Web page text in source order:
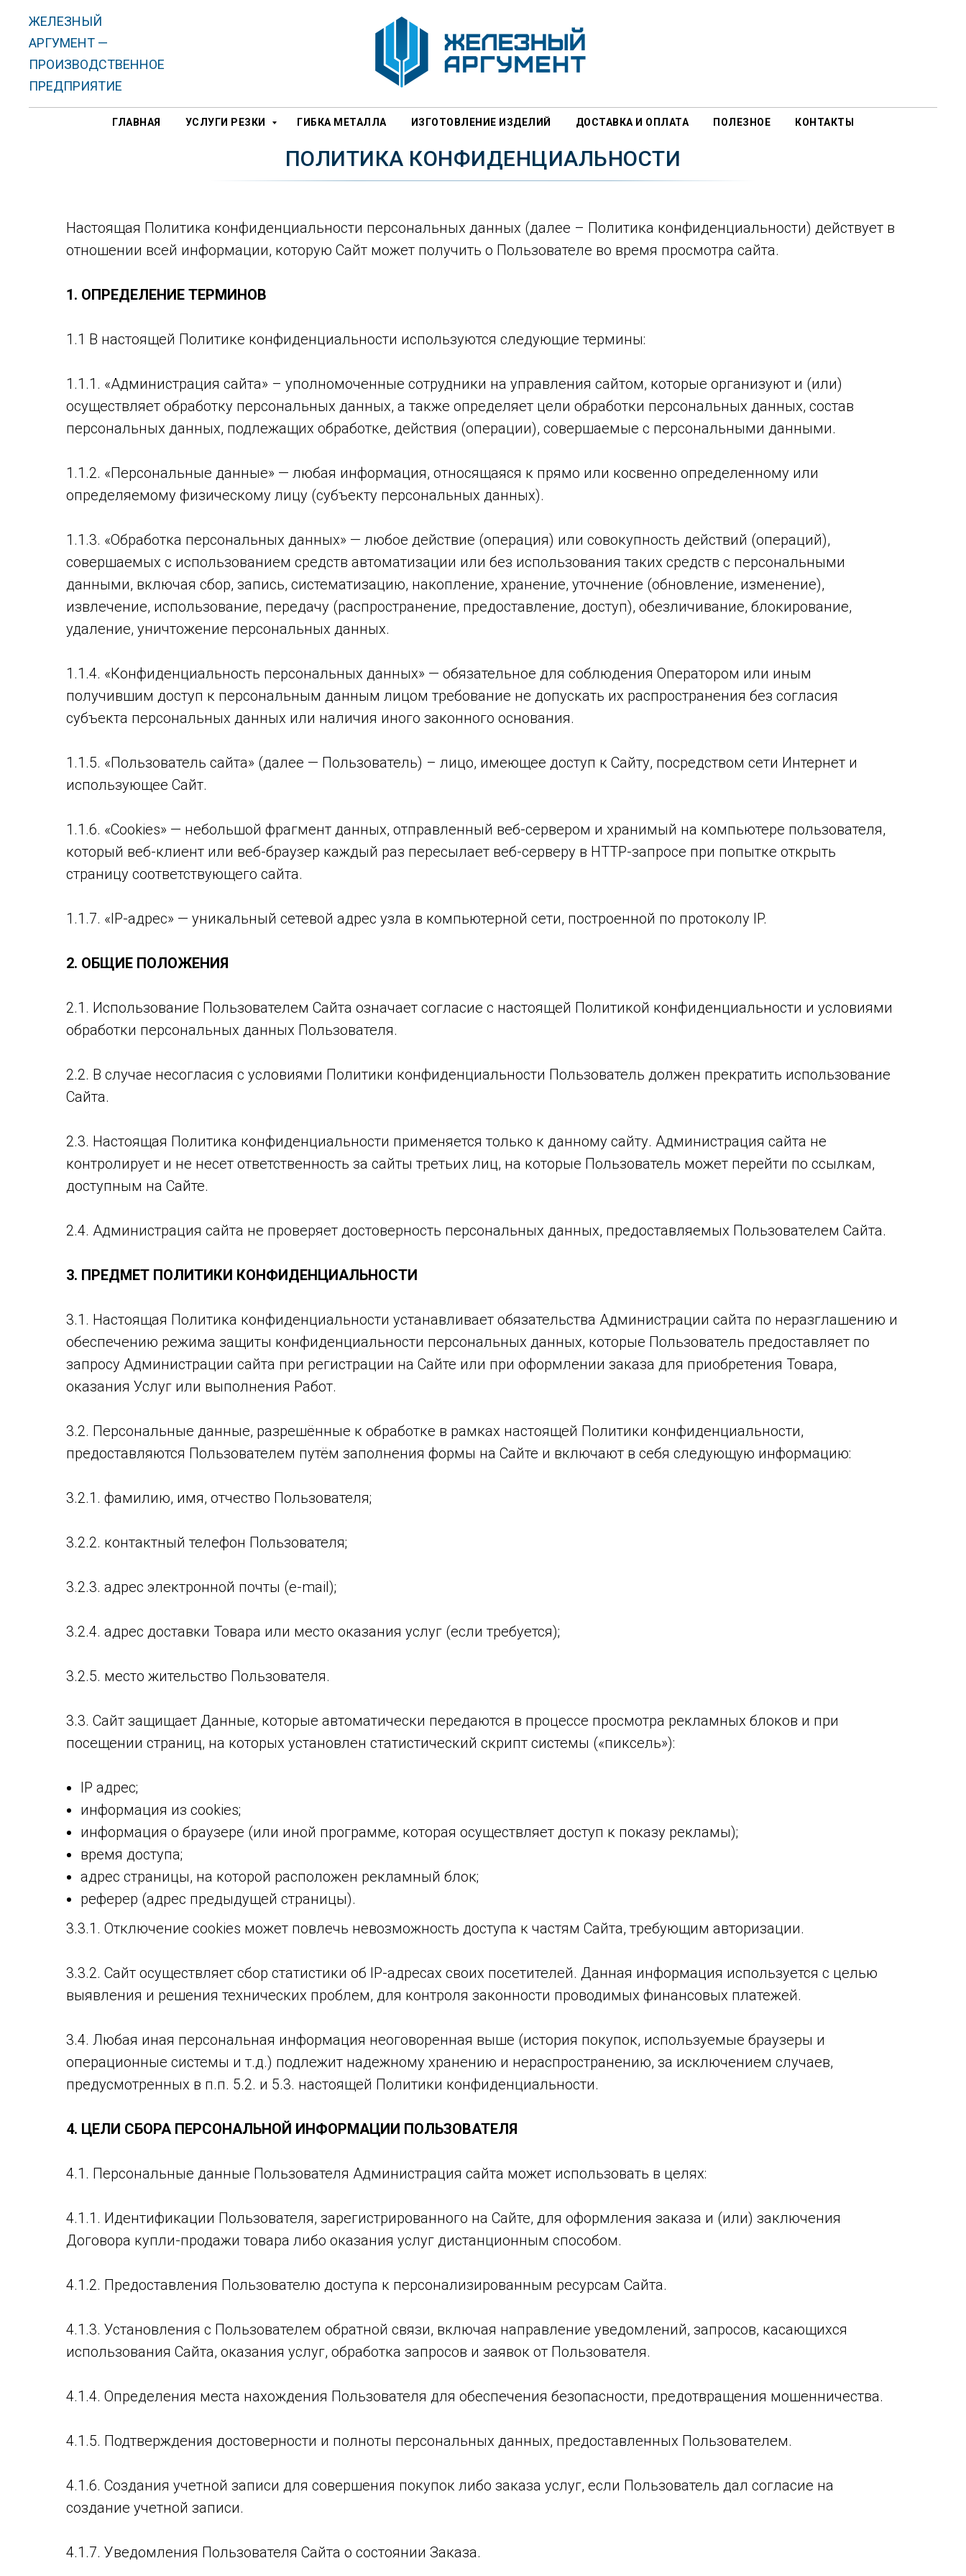
ЖЕЛЕЗНЫЙ
АРГУМЕНТ —
ПРОИЗВОДСТВЕННОЕ
ПРЕДПРИЯТИЕ
ГЛАВНАЯ УСЛУГИ РЕЗКИ ГИБКА МЕТАЛЛА ИЗГОТОВЛЕНИЕ ИЗДЕЛИЙ ДОСТАВКА И ОПЛАТА ПОЛЕЗНОЕ КОНТАКТЫ
ПОЛИТИКА КОНФИДЕНЦИАЛЬНОСТИ
Настоящая Политика конфиденциальности персональных данных (далее – Политика конфиденциальности) действует в
отношении всей информации, которую Сайт может получить о Пользователе во время просмотра сайта.
1. ОПРЕДЕЛЕНИЕ ТЕРМИНОВ
1.1 В настоящей Политике конфиденциальности используются следующие термины:
1.1.1. «Администрация сайта» – уполномоченные сотрудники на управления сайтом, которые организуют и (или)
осуществляет обработку персональных данных, а также определяет цели обработки персональных данных, состав
персональных данных, подлежащих обработке, действия (операции), совершаемые с персональными данными.
1.1.2. «Персональные данные» — любая информация, относящаяся к прямо или косвенно определенному или
определяемому физическому лицу (субъекту персональных данных).
1.1.3. «Обработка персональных данных» — любое действие (операция) или совокупность действий (операций),
совершаемых с использованием средств автоматизации или без использования таких средств с персональными
данными, включая сбор, запись, систематизацию, накопление, хранение, уточнение (обновление, изменение),
извлечение, использование, передачу (распространение, предоставление, доступ), обезличивание, блокирование,
удаление, уничтожение персональных данных.
1.1.4. «Конфиденциальность персональных данных» — обязательное для соблюдения Оператором или иным
получившим доступ к персональным данным лицом требование не допускать их распространения без согласия
субъекта персональных данных или наличия иного законного основания.
1.1.5. «Пользователь сайта» (далее — Пользователь) – лицо, имеющее доступ к Сайту, посредством сети Интернет и
использующее Сайт.
1.1.6. «Cookies» — небольшой фрагмент данных, отправленный веб-сервером и хранимый на компьютере пользователя,
который веб-клиент или веб-браузер каждый раз пересылает веб-серверу в HTTP-запросе при попытке открыть
страницу соответствующего сайта.
1.1.7. «IP-адрес» — уникальный сетевой адрес узла в компьютерной сети, построенной по протоколу IP.
2. ОБЩИЕ ПОЛОЖЕНИЯ
2.1. Использование Пользователем Сайта означает согласие с настоящей Политикой конфиденциальности и условиями
обработки персональных данных Пользователя.
2.2. В случае несогласия с условиями Политики конфиденциальности Пользователь должен прекратить использование
Сайта.
2.3. Настоящая Политика конфиденциальности применяется только к данному сайту. Администрация сайта не
контролирует и не несет ответственность за сайты третьих лиц, на которые Пользователь может перейти по ссылкам,
доступным на Сайте.
2.4. Администрация сайта не проверяет достоверность персональных данных, предоставляемых Пользователем Сайта.
3. ПРЕДМЕТ ПОЛИТИКИ КОНФИДЕНЦИАЛЬНОСТИ
3.1. Настоящая Политика конфиденциальности устанавливает обязательства Администрации сайта по неразглашению и
обеспечению режима защиты конфиденциальности персональных данных, которые Пользователь предоставляет по
запросу Администрации сайта при регистрации на Сайте или при оформлении заказа для приобретения Товара,
оказания Услуг или выполнения Работ.
3.2. Персональные данные, разрешённые к обработке в рамках настоящей Политики конфиденциальности,
предоставляются Пользователем путём заполнения формы на Сайте и включают в себя следующую информацию:
3.2.1. фамилию, имя, отчество Пользователя;
3.2.2. контактный телефон Пользователя;
3.2.3. адрес электронной почты (e-mail);
3.2.4. адрес доставки Товара или место оказания услуг (если требуется);
3.2.5. место жительство Пользователя.
3.3. Сайт защищает Данные, которые автоматически передаются в процессе просмотра рекламных блоков и при
посещении страниц, на которых установлен статистический скрипт системы («пиксель»):
IP адрес;
информация из cookies;
информация о браузере (или иной программе, которая осуществляет доступ к показу рекламы);
время доступа;
адрес страницы, на которой расположен рекламный блок;
реферер (адрес предыдущей страницы).
3.3.1. Отключение cookies может повлечь невозможность доступа к частям Сайта, требующим авторизации.
3.3.2. Сайт осуществляет сбор статистики об IP-адресах своих посетителей. Данная информация используется с целью
выявления и решения технических проблем, для контроля законности проводимых финансовых платежей.
3.4. Любая иная персональная информация неоговоренная выше (история покупок, используемые браузеры и
операционные системы и т.д.) подлежит надежному хранению и нераспространению, за исключением случаев,
предусмотренных в п.п. 5.2. и 5.3. настоящей Политики конфиденциальности.
4. ЦЕЛИ СБОРА ПЕРСОНАЛЬНОЙ ИНФОРМАЦИИ ПОЛЬЗОВАТЕЛЯ
4.1. Персональные данные Пользователя Администрация сайта может использовать в целях:
4.1.1. Идентификации Пользователя, зарегистрированного на Сайте, для оформления заказа и (или) заключения
Договора купли-продажи товара либо оказания услуг дистанционным способом.
4.1.2. Предоставления Пользователю доступа к персонализированным ресурсам Сайта.
4.1.3. Установления с Пользователем обратной связи, включая направление уведомлений, запросов, касающихся
использования Сайта, оказания услуг, обработка запросов и заявок от Пользователя.
4.1.4. Определения места нахождения Пользователя для обеспечения безопасности, предотвращения мошенничества.
4.1.5. Подтверждения достоверности и полноты персональных данных, предоставленных Пользователем.
4.1.6. Создания учетной записи для совершения покупок либо заказа услуг, если Пользователь дал согласие на
создание учетной записи.
4.1.7. Уведомления Пользователя Сайта о состоянии Заказа.